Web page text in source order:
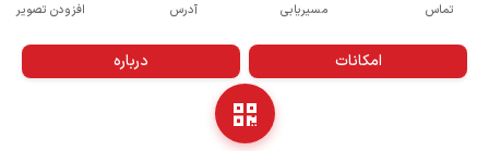
تماس مسیریابی آدرس افزودن تصویر
امکانات درباره